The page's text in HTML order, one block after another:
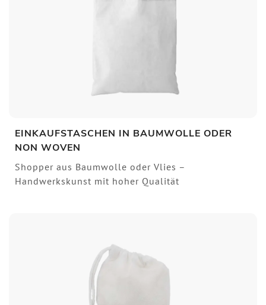
EINKAUFSTASCHEN IN BAUMWOLLE ODER
NON WOVEN
Shopper aus Baumwolle oder Vlies –
Handwerkskunst mit hoher Qualität